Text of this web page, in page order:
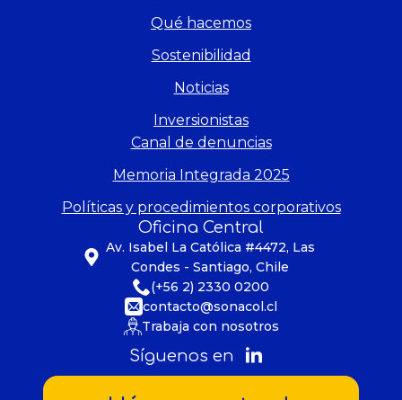
Qué hacemos
Sostenibilidad
Noticias
Inversionistas
Canal de denuncias
Memoria Integrada 2025
Políticas y procedimientos corporativos
Oficina Central
Av. Isabel La Católica #4472, Las
Condes - Santiago, Chile
(+56 2) 2330 0200
contacto@sonacol.cl
Trabaja con nosotros
Síguenos en